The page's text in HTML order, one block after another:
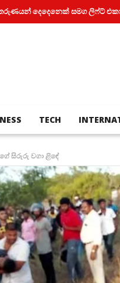
සමග ලිෆ්ට් එකක් තුල සිර වූ
TECH
සිරුරු වගා ළි‍‍‍ඳේ